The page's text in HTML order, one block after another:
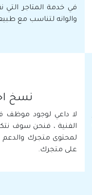
في خدمة المتاجر
والوانه لتناسب مع
نسخ
لا داعي لوجود موظف
الفنية ، فنحن سوف
لمحتوى متجرك والدعم
على متجرك.